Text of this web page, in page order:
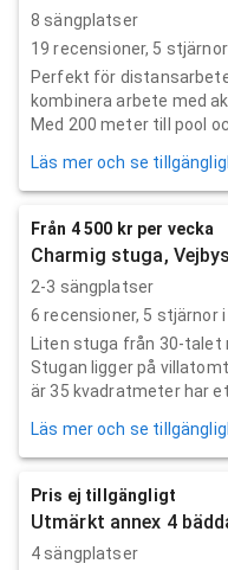
8 sängplatser
19 recensioner, 5
Perfekt för
kombinera arbete med
Med 200 meter till pool
Läs mer och se
Från 4 500 kr per vecka
Charmig stuga,
2-3 sängplatser
6 recensioner, 5 stjärnor
Liten stuga från 30-talet
Stugan ligger på
är 35 kvadratmeter har
Läs mer och se
Pris ej tillgängligt
Utmärkt annex 4
4 sängplatser